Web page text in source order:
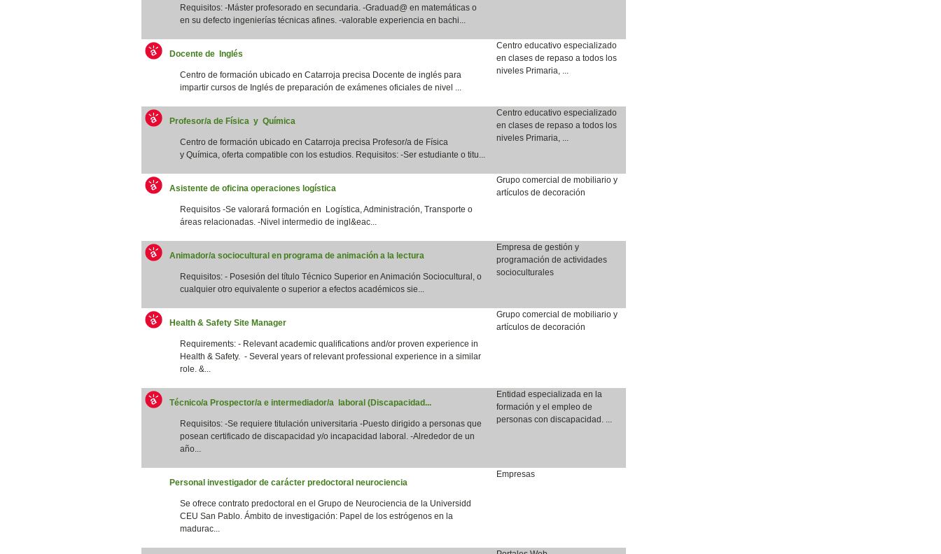
Requisitos: -Máster profesorado en secundaria. -Graduad@ en matemáticas o
en su defecto ingenierías técnicas afines. -valorable experiencia en bachi...
Docente de Inglés
Centro de formación ubicado en Catarroja precisa Docente de inglés para
impartir cursos de Inglés de preparación de exámenes oficiales de nivel ...
Centro educativo especializado
en clases de repaso a todos los
niveles Primaria, ...
Profesor/a de Física y Química
Centro de formación ubicado en Catarroja precisa Profesor/a de Física
y Química, oferta compatible con los estudios. Requisitos: -Ser estudiante o titu...
Centro educativo especializado
en clases de repaso a todos los
niveles Primaria, ...
Asistente de oficina operaciones logística
Requisitos -Se valorará formación en Logística, Administración, Transporte o
áreas relacionadas. -Nivel intermedio de ingl&eac...
Grupo comercial de mobiliario y
artículos de decoración
Animador/a sociocultural en programa de animación a la lectura
Requisitos: - Posesión del título Técnico Superior en Animación Sociocultural, o
cualquier otro equivalente o superior a efectos académicos sie...
Empresa de gestión y
programación de actividades
socioculturales
Health & Safety Site Manager
Requirements: - Relevant academic qualifications and/or proven experience in
Health & Safety. - Several years of relevant professional experience in a similar
role. &...
Grupo comercial de mobiliario y
artículos de decoración
Técnico/a Prospector/a e intermediador/a laboral (Discapacidad...
Requisitos: -Se requiere titulación universitaria -Puesto dirigido a personas que
posean certificado de discapacidad y/o incapacidad laboral. -Alrededor de un
año...
Entidad especializada en la
formación y el empleo de
personas con discapacidad. ...
Personal investigador de carácter predoctoral neurociencia
Se ofrece contrato predoctoral en el Grupo de Neurociencia de la Universidd
CEU San Pablo. Ámbito de investigación: Papel de los estrógenos en la
madurac...
Empresas